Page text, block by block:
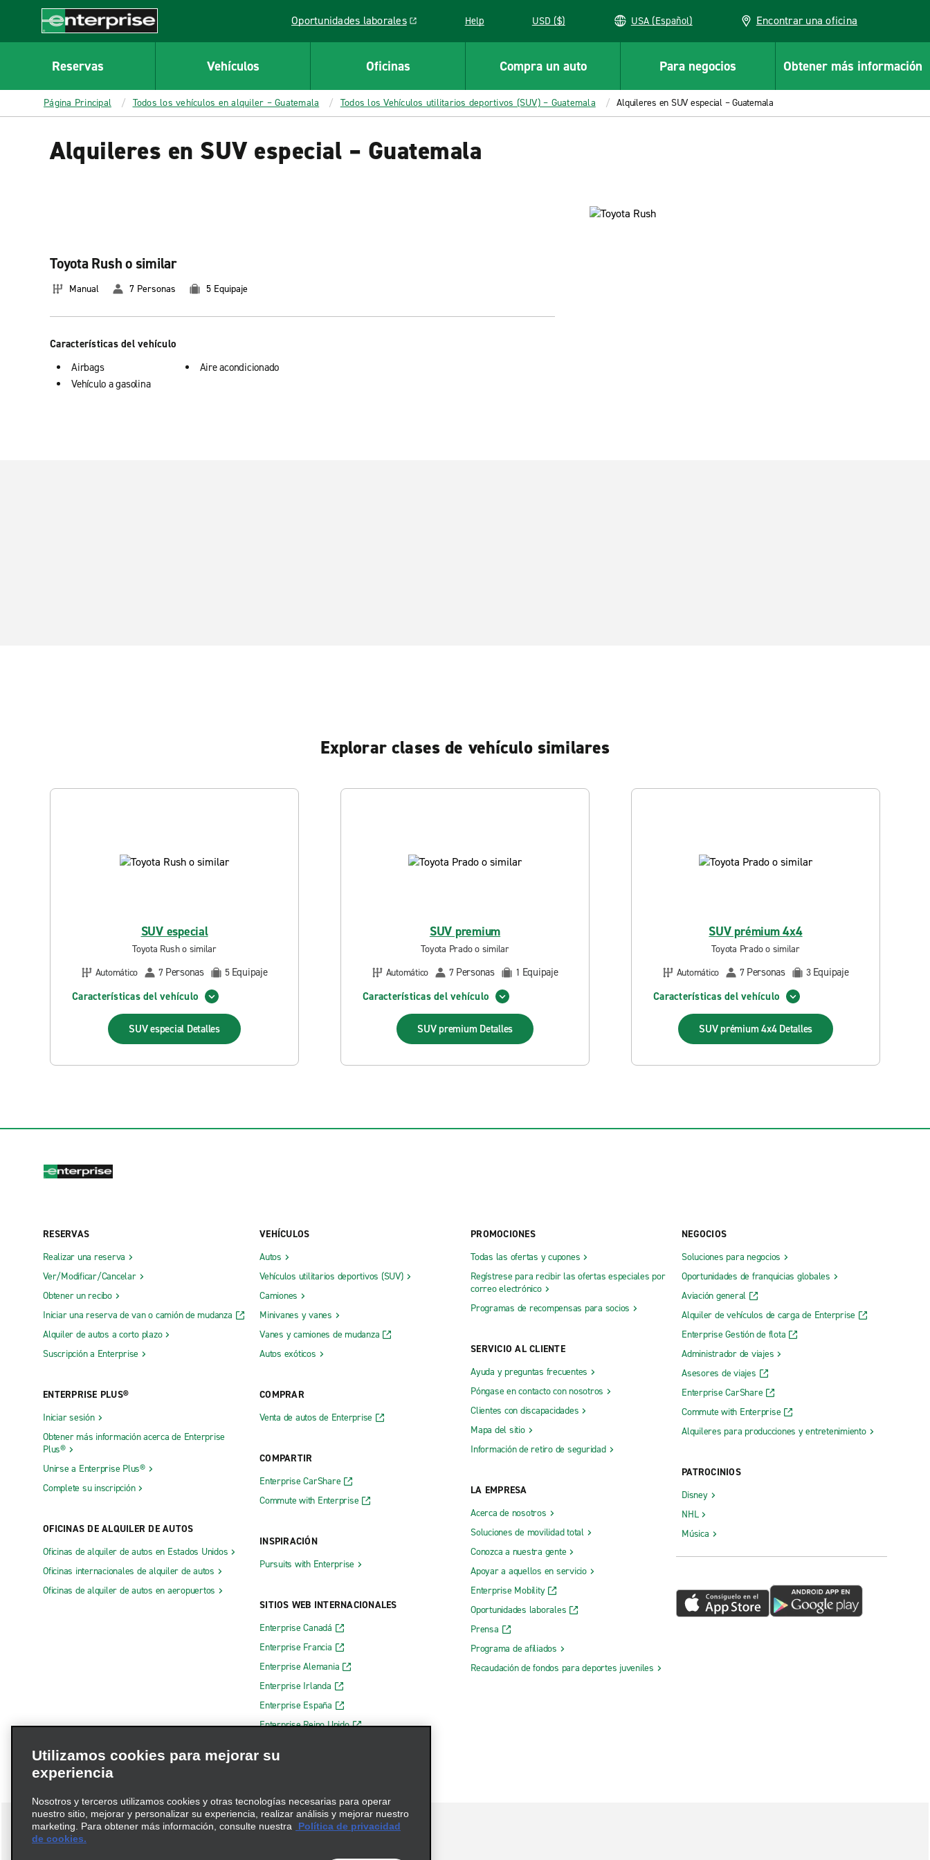
CONTENT
Enterprise
Oportunidades laborales
Link opens in a new window Help USD ($) USA (Español) Encontrar una oficina
Reservas Vehículos Oficinas Compra un auto Para negocios Obtener más información
Página Principal Todos los vehículos en alquiler – Guatemala Todos los Vehículos utilitarios deportivos (SUV) – Guatemala Alquileres en SUV especial – Guatemala
Alquileres en SUV especial – Guatemala
Toyota Rush o similar
Manual 7 Personas 5 Equipaje
Características del vehículo
Airbags
Vehículo a gasolina
Aire acondicionado
Explorar clases de vehículo similares
SUV especial
Toyota Rush o similar
Automático
7 Personas 5 Equipaje
Características del vehículo
SUV especial Detalles
SUV premium
Toyota Prado o similar
Automático
7 Personas 1 Equipaje
Características del vehículo
SUV premium Detalles
SUV prémium 4x4
Toyota Prado o similar
Automático
7 Personas 3 Equipaje
Características del vehículo
SUV prémium 4x4 Detalles
RESERVAS
Realizar una reserva
Ver/Modificar/Cancelar
Obtener un recibo
Iniciar una reserva de van o camión de mudanza
Alquiler de autos a corto plazo
Suscripción a Enterprise
ENTERPRISE PLUS®
Iniciar sesión
Obtener más información acerca de Enterprise
Plus®
Unirse a Enterprise Plus®
Complete su inscripción
OFICINAS DE ALQUILER DE AUTOS
Oficinas de alquiler de autos en Estados Unidos
Oficinas internacionales de alquiler de autos
Oficinas de alquiler de autos en aeropuertos
VEHÍCULOS
Autos
Vehículos utilitarios deportivos (SUV)
Camiones
Minivanes y vanes
Vanes y camiones de mudanza
Autos exóticos
COMPRAR
Venta de autos de Enterprise
COMPARTIR
Enterprise CarShare
Commute with Enterprise
INSPIRACIÓN
Pursuits with Enterprise
SITIOS WEB INTERNACIONALES
Enterprise Canadá
Enterprise Francia
Enterprise Alemania
Enterprise Irlanda
Enterprise España
Enterprise Reino Unido
PROMOCIONES
Todas las ofertas y cupones
Regístrese para recibir las ofertas especiales por
correo electrónico
Programas de recompensas para socios
SERVICIO AL CLIENTE
Ayuda y preguntas frecuentes
Póngase en contacto con nosotros
Clientes con discapacidades
Mapa del sitio
Información de retiro de seguridad
LA EMPRESA
Acerca de nosotros
Soluciones de movilidad total
Conozca a nuestra gente
Apoyar a aquellos en servicio
Enterprise Mobility
Oportunidades laborales
Prensa
Programa de afiliados
Recaudación de fondos para deportes juveniles
NEGOCIOS
Soluciones para negocios
Oportunidades de franquicias globales
Aviación general
Alquiler de vehículos de carga de Enterprise
Enterprise Gestión de flota
Administrador de viajes
Asesores de viajes
Enterprise CarShare
Commute with Enterprise
Alquileres para producciones y entretenimiento
PATROCINIOS
Disney
NHL
Música
Utilizamos cookies para mejorar su
experiencia
Nosotros y terceros utilizamos cookies y otras tecnologías necesarias para operar
nuestro sitio, mejorar y personalizar su experiencia, realizar análisis y mejorar nuestro
marketing. Para obtener más información, consulte nuestra
Política de privacidad
de cookies.